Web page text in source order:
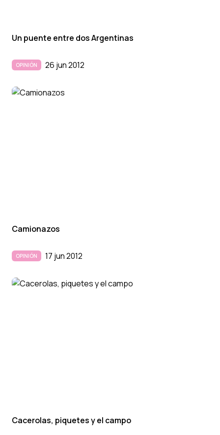
Un puente entre dos Argentinas
OPINIÓN 26 jun 2012
Camionazos
OPINIÓN 17 jun 2012
Cacerolas, piquetes y el campo